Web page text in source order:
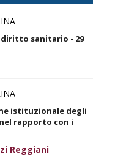
sanitario - 29
istituzionale degli
rapporto con i
Reggiani